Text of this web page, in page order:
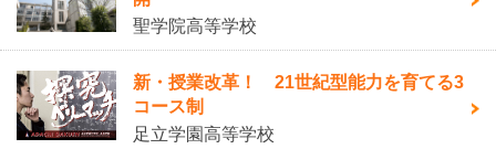
聖学院高等学校
新・授業改革！ 21世紀型能力を育てる3
コース制
足立学園高等学校